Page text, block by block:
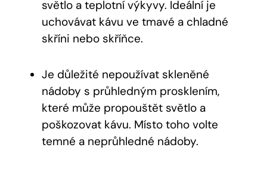
světlo a teplotní výkyvy. Ideální je
uchovávat kávu ve tmavé a chladné
skříni nebo skříňce.
Je důležité nepoužívat skleněné
nádoby s průhledným prosklením,
které může propouštět světlo a
poškozovat kávu. Místo toho volte
temné a neprůhledné nádoby.